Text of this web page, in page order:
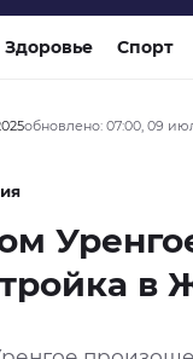
Здоровье Спорт
обновлено: 07:00, 09
в